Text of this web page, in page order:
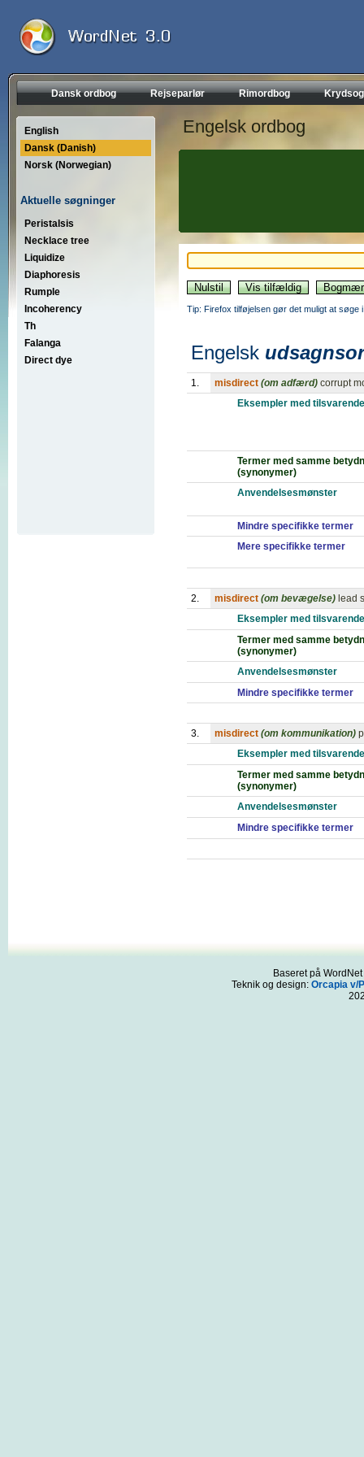
Dansk ordbog Rejseparlør Rimordbog
English
Dansk (Danish)
Norsk (Norwegian)
Aktuelle søgninger
Peristalsis
Necklace tree
Liquidize
Diaphoresis
Rumple
Incoherency
Th
Falanga
Direct dye
Engelsk ordbog
Tip: Firefox tilføjelsen gør det muligt at søge
Engelsk
1. misdirect (om adfærd) corrupt
Eksempler med
Termer med samme
(synonymer)
Anvendelsesmønster
Mindre specifikke termer
Mere specifikke termer
2. misdirect (om bevægelse) lead
Eksempler med
Termer med samme
(synonymer)
Anvendelsesmønster
Mindre specifikke termer
3. misdirect (om kommunikation)
Eksempler med
Termer med samme
(synonymer)
Anvendelsesmønster
Mindre specifikke termer
Baseret på
Teknik og design: Orcapia v/